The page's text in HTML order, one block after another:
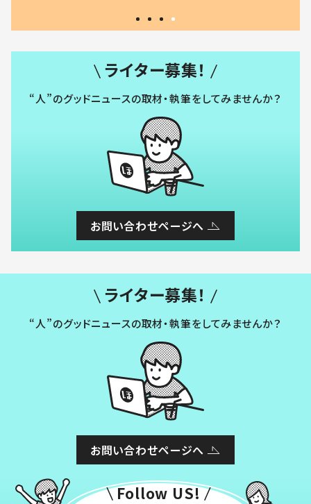
ライター募集！
“人”のグッドニュースの取材・執筆をしてみませんか？
お問い合わせページへ
ライター募集！
“人”のグッドニュースの取材・執筆をしてみませんか？
お問い合わせページへ
Follow US!